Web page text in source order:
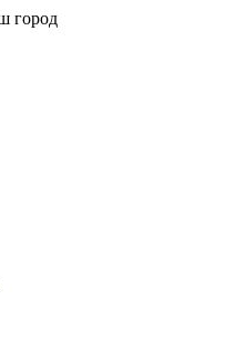
город